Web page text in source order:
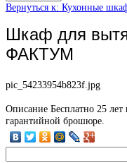
Вернуться к: Кухонные
Шкаф для
ФАКТУМ
pic_54233954b823f.jpg
Описание Бесплатно 25
гарантийной брошюре.